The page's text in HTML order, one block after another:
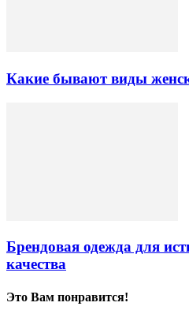
Какие бывают виды
Брендовая одежда для
качества
Это Вам понравится!